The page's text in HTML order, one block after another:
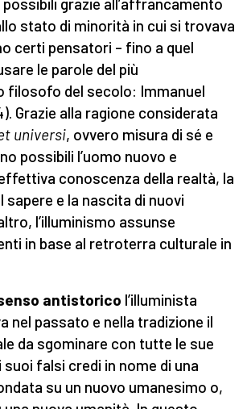
grazie all’affrancamento
stato di minorità in cui si trovava
certi pensatori – fino a quel
le parole del più
filosofo del secolo: Immanuel
Grazie alla ragione considerata
universi, ovvero misura di sé e
possibili l’uomo nuovo e
conoscenza della realtà, la
sapere e la nascita di nuovi
l’illuminismo assunse
in base al retroterra culturale in
antistorico l’illuminista
nel passato e nella tradizione il
da sgominare con tutte le sue
falsi credi in nome di una
su un nuovo umanesimo o,